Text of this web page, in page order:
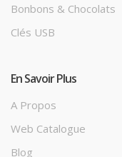
Bonbons & Chocolats
Clés USB
En Savoir Plus
A Propos
Web Catalogue
Blog